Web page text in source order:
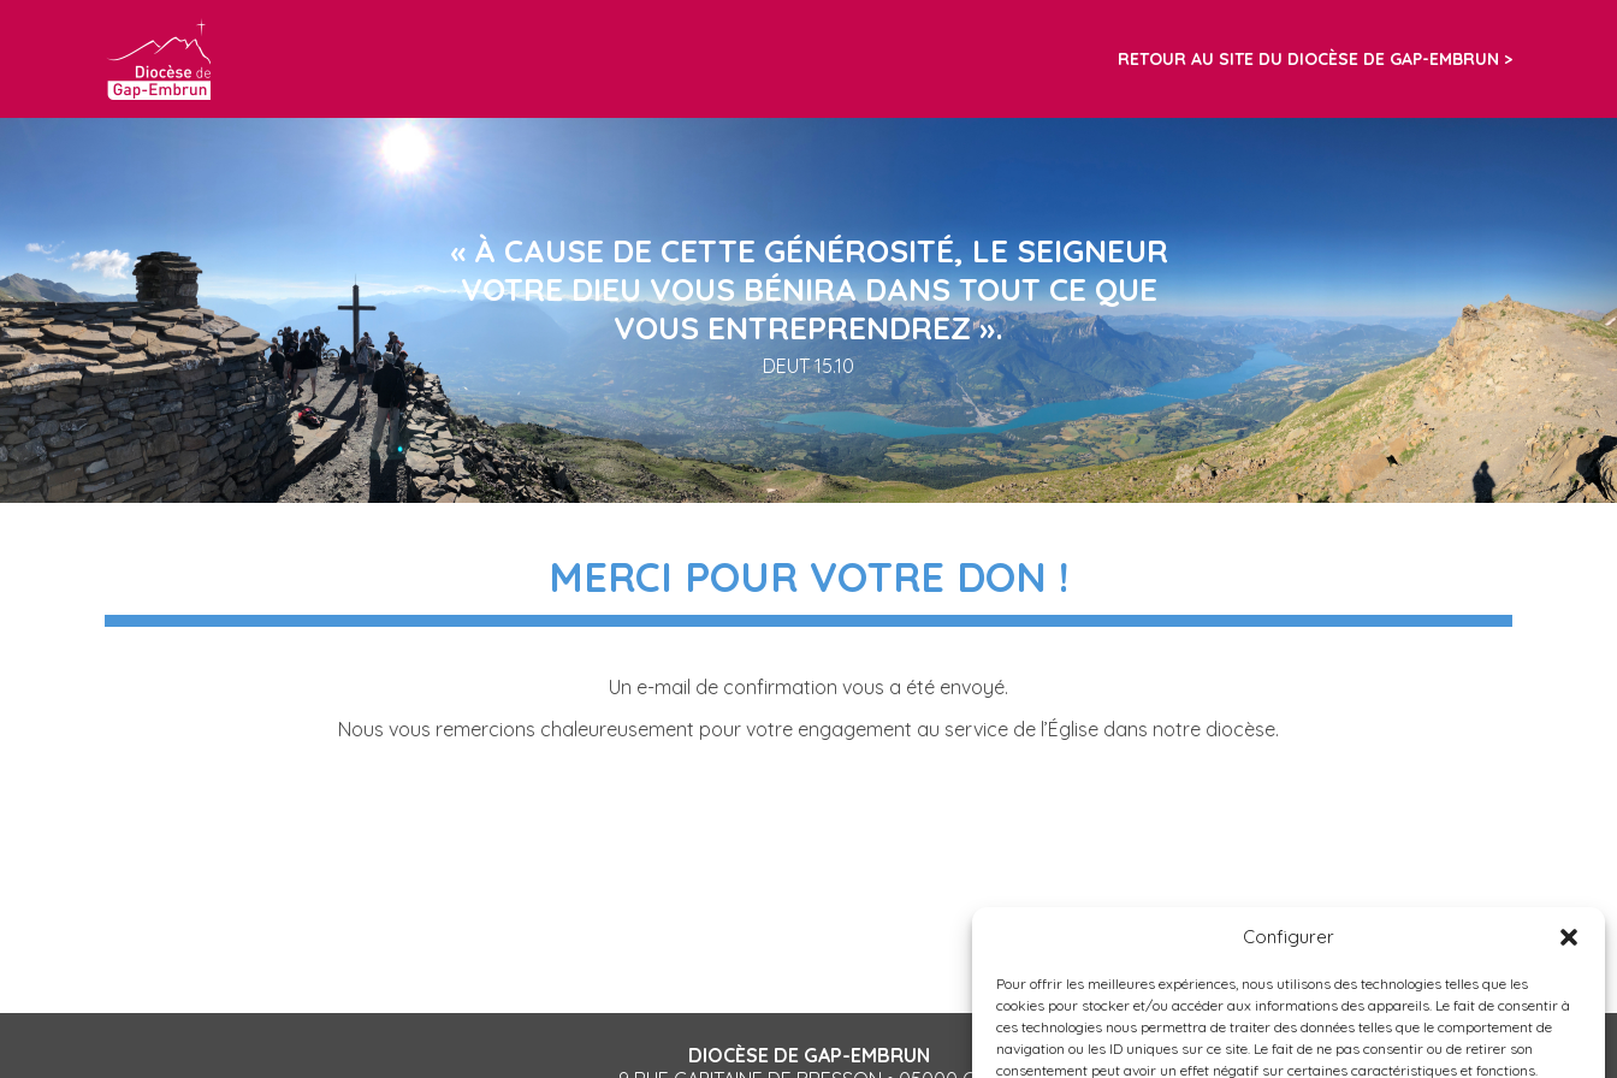
Configurer
Pour offrir les meilleures expériences, nous utilisons des technologies telles que les
cookies pour stocker et/ou accéder aux informations des appareils. Le fait de consentir à
ces technologies nous permettra de traiter des données telles que le comportement de
navigation ou les ID uniques sur ce site. Le fait de ne pas consentir ou de retirer son
consentement peut avoir un effet négatif sur certaines caractéristiques et fonctions.
RETOUR AU SITE DU DIOCÈSE DE GAP-EMBRUN
« À CAUSE DE CETTE GÉNÉROSITÉ, LE SEIGNEUR
VOTRE DIEU VOUS BÉNIRA DANS TOUT CE QUE
VOUS ENTREPRENDREZ ».
DEUT 15.10
MERCI POUR VOTRE DON !
Un e-mail de confirmation vous a été envoyé.
Nous vous remercions chaleureusement pour votre engagement au service de l’Église dans notre diocèse.
DIOCÈSE DE GAP-EMBRUN